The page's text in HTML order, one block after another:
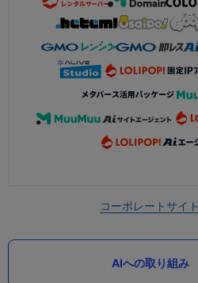
コーポレートサイト
AIへの取り組み